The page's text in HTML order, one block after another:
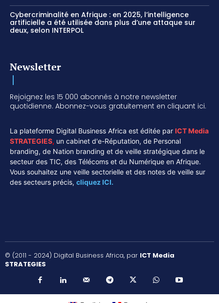
Cybercriminalité en Afrique : en 2025, l’intelligence
artificielle a été utilisée dans plus d’une attaque sur
deux, selon INTERPOL
Newsletter
Rejoignez les 15 000 abonnés à notre newsletter
quotidienne. Abonnez-vous gratuitement en cliquant ici.
La plateforme Digital Business Africa est éditée par ICT Media
STRATEGIES, un cabinet d'e-Réputation, de Personal
branding, de Nation branding et de veille stratégique dans le
secteur des TIC, des Télécoms et du Numérique en Afrique.
Vous souhaitez une veille sectorielle et des notes de veille sur
des secteurs précis, cliquez ICI.
© (2011 - 2024) Digital Business Africa, par ICT Media
STRATEGIES